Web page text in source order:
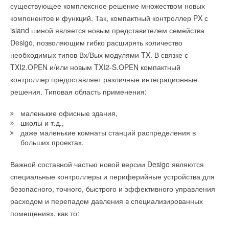
существующее комплексное решение множеством новых
компонентов и функций. Так, компактный контроллер PX с
island шиной является новым представителем семейства
Desigo, позволяющим гибко расширять количество
необходимых типов Вх/Вых модулями TX. В связке с
TXI2.OPEN и/или новым TXI2-S.OPEN компактный
контроллер предоставляет различные интеграционные
решения. Типовая область применения:
маленькие офисные здания,
школы и т.д.,
даже маленькие комнаты станций распределения в
больших проектах.
Важной составной частью новой версии Desigo являются
специальные контроллеры и периферийные устройства для
безопасного, точного, быстрого и эффективного управления
расходом и перепадом давления в специализированных
помещениях, как то:
Донорская акция #LGСлавияТехПасДобра в Улан-Удэ
продолжает шестой марафон в поддержку безвозмездного
донорства крови #LGПередайПасДобра, приняв донорскую
эстафету из Кишинева, Молдавия. Проект стартовал в
Минске в марте 2017 г. с футбольной командой «Крумкачы»
Система CWL Excellent с рекуперацией тепла забирает через
фильтр воздух из помещения, кухни, ванной и туалета и при
связь ее участников с брендом, прямую коммуникацию
профессионалов — монтажников и специалистов Ariston.
Работая с оборудованием итальянского бренда,
участники My Ariston всегда могут рассчитывать
на качественную и своевременную поддержку. Кроме того,
компании, получая от нее приятные бонусы и принимая
участие в ежегодных встречах. Простота и доступность
программы сделали ее популярной среди монтажников
во всех регионах России.
Впервые My Team была запущена «Аристон Термо
Русь» в 2010 году, чтобы поощрить тех, кто постоянно
работает с газовыми котлами Ariston и заинтересован
в дальнейшем сотрудничестве с брендом. Участники